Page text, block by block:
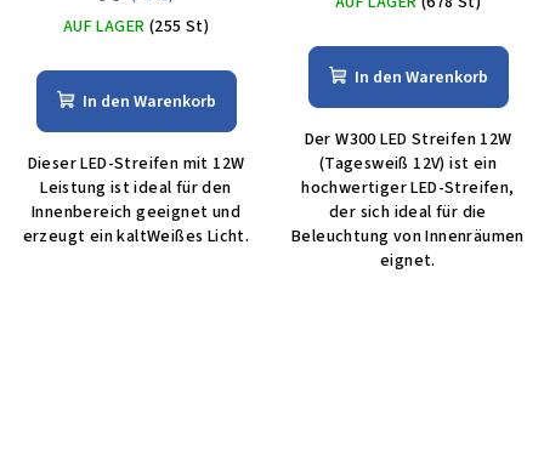
AUF LAGER (255 St)
In den Warenkorb
Dieser LED-Streifen mit 12W
Leistung ist ideal für den
Innenbereich geeignet und
erzeugt ein kaltWeißes Licht.
In den Warenkorb
Der W300 LED Streifen 12W
(Tagesweiß 12V) ist ein
hochwertiger LED-Streifen,
der sich ideal für die
Beleuchtung von Innenräumen
eignet.